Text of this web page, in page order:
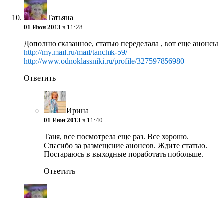
Татьяна
01 Июн 2013 в 11:28
Дополню сказанное, статью переделала , вот еще анонсы
http://my.mail.ru/mail/tanchik-59/
http://www.odnoklassniki.ru/profile/327597856980
Ответить
Ирина
01 Июн 2013 в 11:40
Таня, все посмотрела еще раз. Все хорошо.
Спасибо за размещение анонсов. Ждите статью.
Постараюсь в выходные поработать побольше.
Ответить